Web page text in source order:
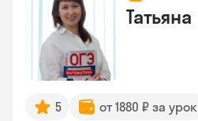
Татьяна
5 от 1880 ₽ за урок